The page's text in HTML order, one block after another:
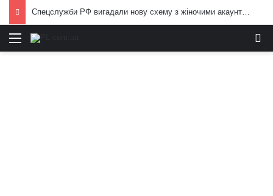
Спецслужби РФ вигадали нову схему з жіночими акаунтами в Україні: як виманюють військових
Меню